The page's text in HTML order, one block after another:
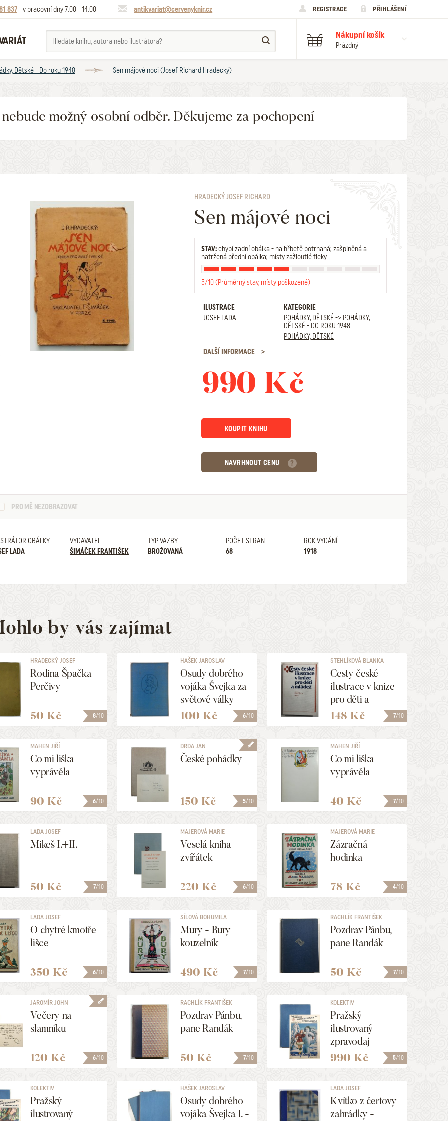
837 v pracovní dny 7:00 - 14:00 antikvariat@cervenyknir.cz REGISTRACE PŘIHLÁŠENÍ
Nákupní košík
Prázdný
Dětské - Do roku 1948 Sen májové noci (Josef Richard Hradecký)
možný osobní odběr. Děkujeme za pochopení
HRADECKÝ JOSEF RICHARD
Sen májové noci
STAV:chybí zadní obálka - na hřbetě potrhaná; zašpiněná a
natržená přední obálka; místy zažloutlé fleky
5/10 (Průměrný stav, místy poškozené)
ILUSTRACE
JOSEF LADA
KATEGORIE
POHÁDKY, DĚTSKÉ -> POHÁDKY,
DĚTSKÉ - DO ROKU 1948
POHÁDKY, DĚTSKÉ
DALŠÍ INFORMACE
990 Kč
KOUPIT KNIHU
NAVRHNOUT CENU
PRO MĚ NEZOBRAZOVAT
OBÁLKY
LADA
VYDAVATEL
ŠIMÁČEK FRANTIŠEK
TYP VAZBY
BROŽOVANÁ
POČET STRAN
68
ROK VYDÁNÍ
1918
by vás zajímat
8/10
HRADECKÝ JOSEF
RICHARD
Rodina Špačka
Perčivy
50 Kč 6/10
HAŠEK JAROSLAV
Osudy dobrého
vojáka Švejka za
světové války
100 Kč 7/10
STEHLÍKOVÁ BLANKA
Cesty české
ilustrace v knize
pro děti a
mládež
148 Kč
6/10
MAHEN JIŘÍ
Co mi liška
vyprávěla
90 Kč 5/10
DRDA JAN
České pohádky
150 Kč 7/10
MAHEN JIŘÍ
Co mi liška
vyprávěla
40 Kč
7/10
LADA JOSEF
Mikeš I.+II.
50 Kč 6/10
MAJEROVÁ MARIE
Veselá kniha
zvířátek
220 Kč 4/10
MAJEROVÁ MARIE
Zázračná
hodinka
78 Kč
6/10
LADA JOSEF
O chytré kmotře
lišce
350 Kč 7/10
SÍLOVÁ BOHUMILA
Mury - Bury
kouzelník
490 Kč 7/10
RACHLÍK FRANTIŠEK
Pozdrav Pánbu,
pane Randák
50 Kč
6/10
JAROMÍR JOHN
[=MARKALOUS BOHUMIL]
Večery na
slamníku
120 Kč 7/10
RACHLÍK FRANTIŠEK
Pozdrav Pánbu,
pane Randák
50 Kč 5/10
KOLEKTIV
Pražský
ilustrovaný
zpravodaj
1.-53./1932
990 Kč
KOLEKTIV
Pražský
ilustrovaný
HAŠEK JAROSLAV
Osudy dobrého
vojáka Švejka I. -
LADA JOSEF
Kvítko z čertovy
zahrádky -